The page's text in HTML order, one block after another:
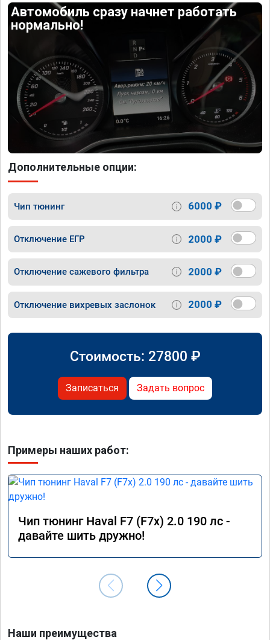
Автомобиль сразу начнет работать
нормально!
Дополнительные опции:
Чип тюнинг 6000 ₽
Отключение ЕГР 2000 ₽
Отключение сажевого фильтра 2000 ₽
Отключение вихревых заслонок 2000 ₽
Стоимость: 27800 ₽
Записаться Задать вопрос
Примеры наших работ:
Чип тюнинг Haval F7 (F7x) 2.0 190 лс -
давайте шить дружно!
Наши преимущества